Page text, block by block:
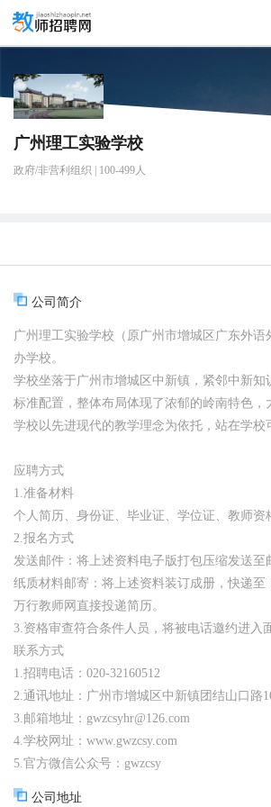
广州理工实验学校
政府/非营利组织 | 100-499人
公司简介
广州理工实验学校（原广州市增城区广东外
办学校。
学校坐落于广州市增城区中新镇，紧邻中新
标准配置，整体布局体现了浓郁的岭南特色
学校以先进现代的教学理念为依托，站在学
应聘方式
1.准备材料
个人简历、身份证、毕业证、学位证、教师
2.报名方式
发送邮件：将上述资料电子版打包压缩发送至
纸质材料邮寄：将上述资料装订成册，快递至
万行教师网直接投递简历。
3.资格审查符合条件人员，将被电话邀约进入
联系方式
1.招聘电话：020-32160512
2.通讯地址：广州市增城区中新镇团结山口路
3.邮箱地址：gwzcsyhr@126.com
4.学校网址：www.gwzcsy.com
5.官方微信公众号：gwzcsy
公司地址